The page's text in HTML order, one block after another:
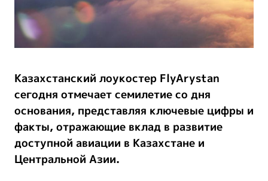
Казахстанский лоукостер FlyArystan
сегодня отмечает семилетие со дня
основания, представляя ключевые цифры и
факты, отражающие вклад в развитие
доступной авиации в Казахстане и
Центральной Азии.